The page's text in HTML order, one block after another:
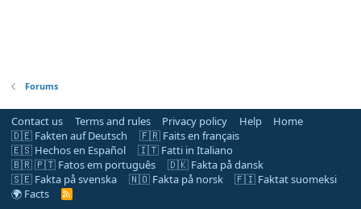
Forums
Contact us Terms and rules Privacy policy Help
Home
🇩🇪 Fakten auf Deutsch
🇫🇷 Faits en français
🇪🇸 Hechos en Español
🇮🇹 Fatti in Italiano
🇧🇷 🇵🇹 Fatos em português
🇩🇰 Fakta på dansk
🇸🇪 Fakta på svenska
🇳🇴 Fakta på norsk
🇫🇮 Faktat suomeksi
🌍 Facts
R